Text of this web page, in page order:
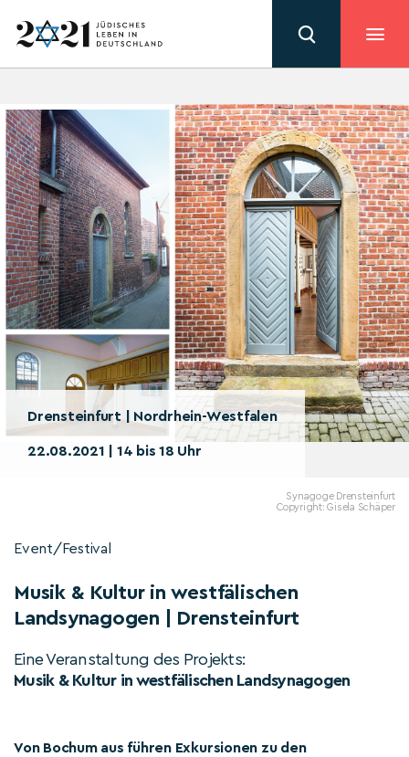
Drensteinfurt | Nordrhein-Westfalen
22.08.2021 | 14 bis 18 Uhr
Synagoge Drensteinfurt
Copyright: Gisela Schäper
Event/Festival
Musik & Kultur in westfälischen
Landsynagogen | Drensteinfurt
Eine Veranstaltung des Projekts:
Musik & Kultur in westfälischen Landsynagogen
Von Bochum aus führen Exkursionen zu den